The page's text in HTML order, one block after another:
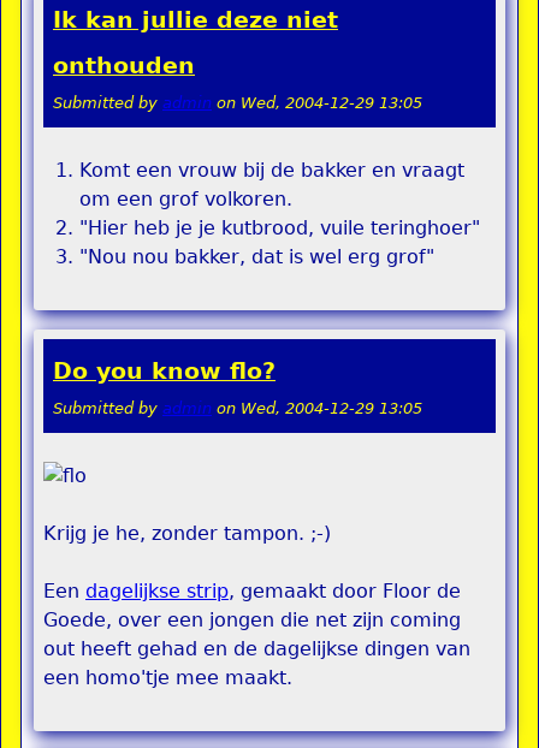
Ik kan jullie deze niet
onthouden
Submitted by admin on Wed, 2004-12-29 13:05
Komt een vrouw bij de bakker en vraagt
om een grof volkoren.
"Hier heb je je kutbrood, vuile teringhoer"
"Nou nou bakker, dat is wel erg grof"
Do you know flo?
Submitted by admin on Wed, 2004-12-29 13:05
Krijg je he, zonder tampon. ;-)
Een dagelijkse strip, gemaakt door Floor de
Goede, over een jongen die net zijn coming
out heeft gehad en de dagelijkse dingen van
een homo'tje mee maakt.